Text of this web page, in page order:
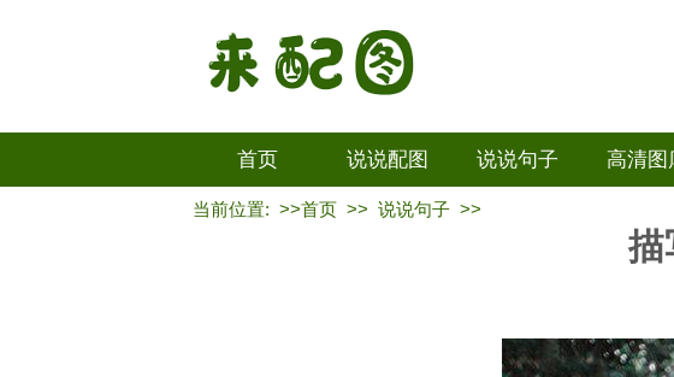
首页 说说配图 说说句子 高清图
当前位置: >>首页 >> 说说句子 >>
描